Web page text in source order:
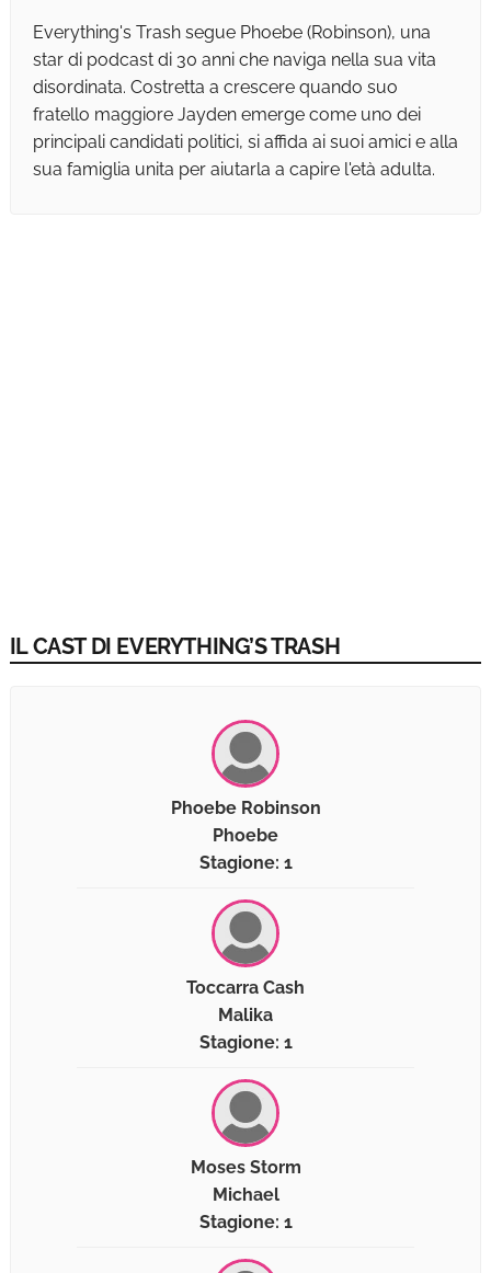
Everything's Trash segue Phoebe (Robinson), una
star di podcast di 30 anni che naviga nella sua vita
disordinata. Costretta a crescere quando suo
fratello maggiore Jayden emerge come uno dei
principali candidati politici, si affida ai suoi amici e alla
sua famiglia unita per aiutarla a capire l'età adulta.
IL CAST DI EVERYTHING’S TRASH
Phoebe Robinson
Phoebe
Stagione: 1
Toccarra Cash
Malika
Stagione: 1
Moses Storm
Michael
Stagione: 1